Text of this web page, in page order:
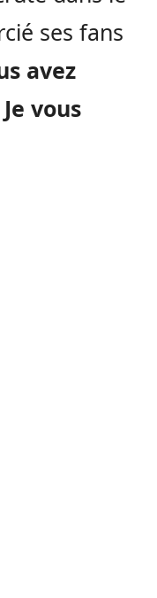
ses fans
avez
vous